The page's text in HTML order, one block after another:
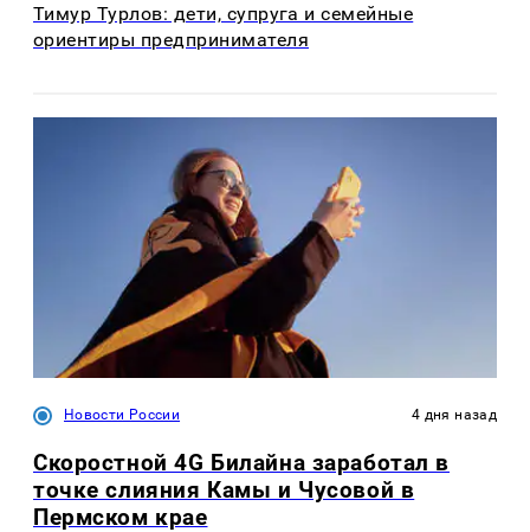
Тимур Турлов: дети, супруга и семейные
ориентиры предпринимателя
Новости России 4 дня назад
Скоростной 4G Билайна заработал в
точке слияния Камы и Чусовой в
Пермском крае